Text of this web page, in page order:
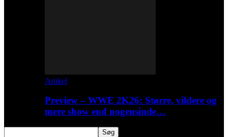
Artikel
Preview – WWE 2K26: Større, vildere og
mere show end nogensinde…